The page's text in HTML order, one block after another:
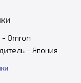
Omron
- Япония